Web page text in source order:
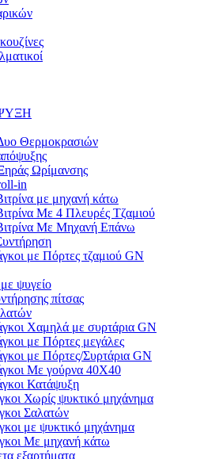
Θερμοκρασιών
Ωρίμανσης
in
με μηχανή κάτω
Με 4 Πλευρές Τζαμιού
Με Μηχανή Επάνω
με Πόρτες τζαμιού GN
ψυγείο
πίτσας
Χαμηλά με συρτάρια GN
με Πόρτες μεγάλες
με Πόρτες/Συρτάρια GN
Με γούρνα 40Χ40
Κατάψυξη
Χωρίς ψυκτικό μηχάνημα
Σαλατών
με ψυκτικό μηχάνημα
Με μηχανή κάτω
εξαρτήματα